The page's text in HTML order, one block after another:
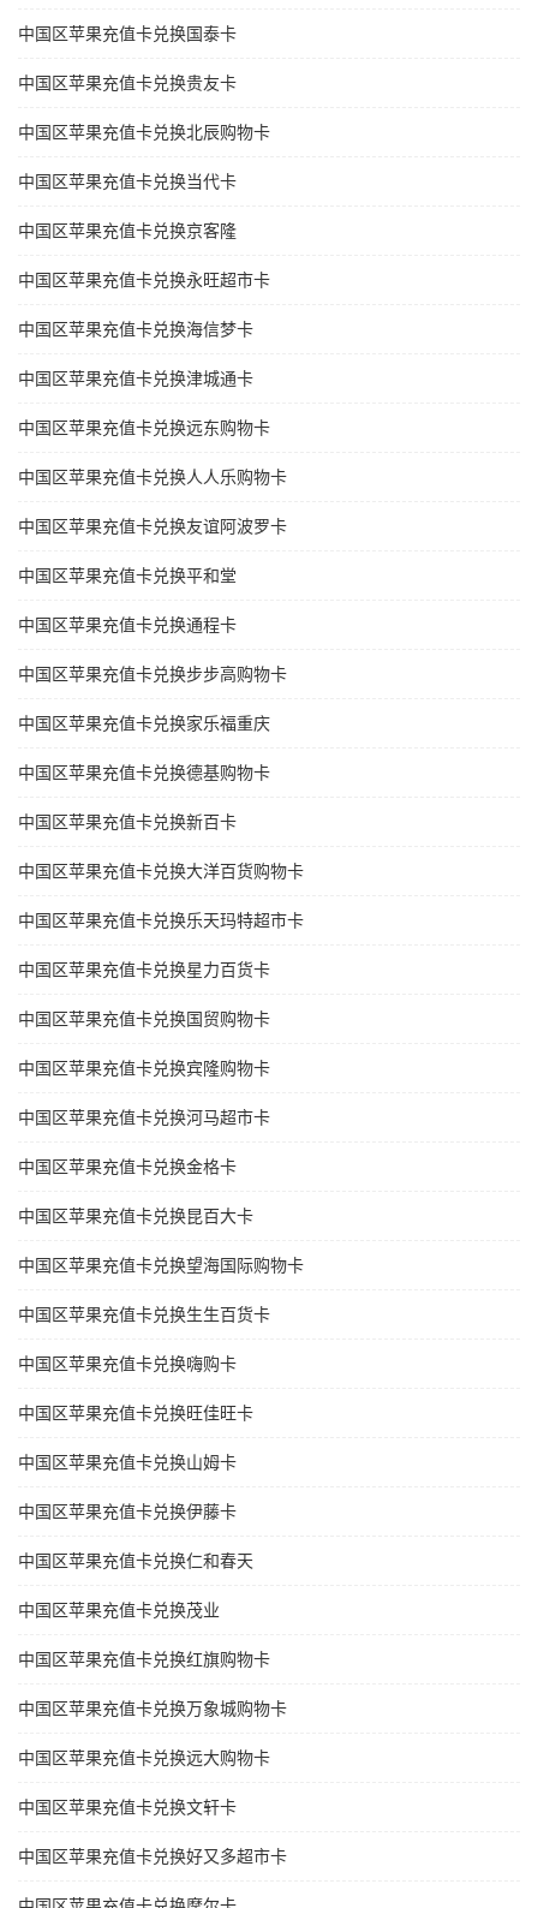
中国区苹果充值卡兑换国泰卡
中国区苹果充值卡兑换贵友卡
中国区苹果充值卡兑换北辰购物卡
中国区苹果充值卡兑换当代卡
中国区苹果充值卡兑换京客隆
中国区苹果充值卡兑换永旺超市卡
中国区苹果充值卡兑换海信梦卡
中国区苹果充值卡兑换津城通卡
中国区苹果充值卡兑换远东购物卡
中国区苹果充值卡兑换人人乐购物卡
中国区苹果充值卡兑换友谊阿波罗卡
中国区苹果充值卡兑换平和堂
中国区苹果充值卡兑换通程卡
中国区苹果充值卡兑换步步高购物卡
中国区苹果充值卡兑换家乐福重庆
中国区苹果充值卡兑换德基购物卡
中国区苹果充值卡兑换新百卡
中国区苹果充值卡兑换大洋百货购物卡
中国区苹果充值卡兑换乐天玛特超市卡
中国区苹果充值卡兑换星力百货卡
中国区苹果充值卡兑换国贸购物卡
中国区苹果充值卡兑换宾隆购物卡
中国区苹果充值卡兑换河马超市卡
中国区苹果充值卡兑换金格卡
中国区苹果充值卡兑换昆百大卡
中国区苹果充值卡兑换望海国际购物卡
中国区苹果充值卡兑换生生百货卡
中国区苹果充值卡兑换嗨购卡
中国区苹果充值卡兑换旺佳旺卡
中国区苹果充值卡兑换山姆卡
中国区苹果充值卡兑换伊藤卡
中国区苹果充值卡兑换仁和春天
中国区苹果充值卡兑换茂业
中国区苹果充值卡兑换红旗购物卡
中国区苹果充值卡兑换万象城购物卡
中国区苹果充值卡兑换远大购物卡
中国区苹果充值卡兑换文轩卡
中国区苹果充值卡兑换好又多超市卡